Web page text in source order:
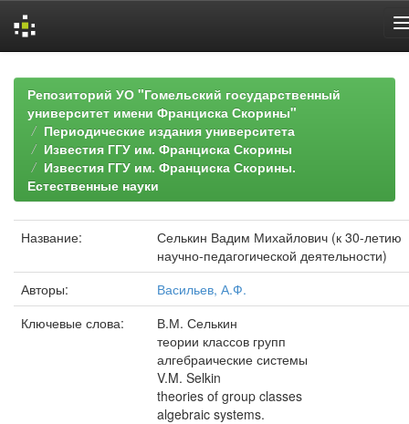
navigationРепозиторий УО "Гомельский государственный
университет имени Франциска Скорины"
Периодические издания университета
Известия ГГУ им. Франциска Скорины
Известия ГГУ им. Франциска Скорины.
Естественные науки
Название:
Селькин Вадим Михайлович (к 30-летию
научно-педагогической деятельности)
Авторы:
Васильев, А.Ф.
Ключевые слова:
В.М. Селькин
теории классов групп
алгебраические системы
V.M. Selkin
theories of group classes
algebraic systems.